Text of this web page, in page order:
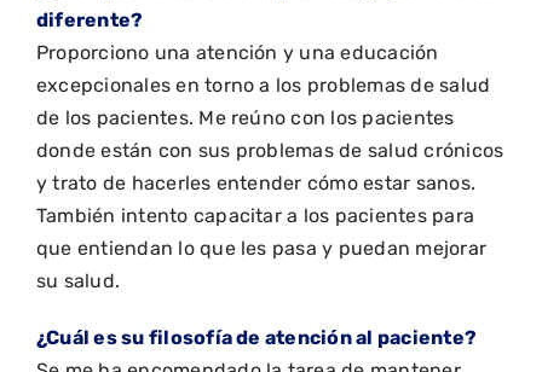
diferente?
Proporciono una atención y una educación
excepcionales en torno a los problemas de salud
de los pacientes. Me reúno con los pacientes
donde están con sus problemas de salud crónicos
y trato de hacerles entender cómo estar sanos.
También intento capacitar a los pacientes para
que entiendan lo que les pasa y puedan mejorar
su salud.
¿Cuál es su filosofía de atención al paciente?